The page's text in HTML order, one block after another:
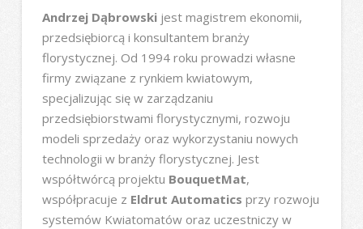
Andrzej Dąbrowskijest magistrem ekonomii,
przedsiębiorcą i konsultantem branży
florystycznej. Od 1994 roku prowadzi własne
firmy związane z rynkiem kwiatowym,
specjalizując się w zarządzaniu
przedsiębiorstwami florystycznymi, rozwoju
modeli sprzedaży oraz wykorzystaniu nowych
technologii w branży florystycznej. Jest
współtwórcą projektu BouquetMat,
współpracuje z Eldrut Automatics przy rozwoju
systemów Kwiatomatów oraz uczestniczy w